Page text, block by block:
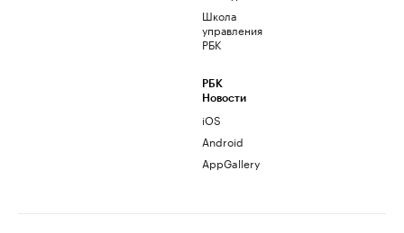
Школа
управления
РБК
РБК
Новости
iOS
Android
AppGallery